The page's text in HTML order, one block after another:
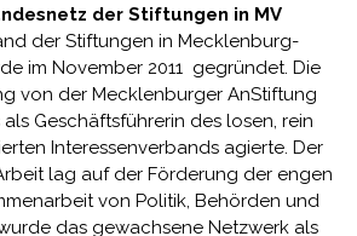
der Stiftungen in MV
der Stiftungen in Mecklenburg-
im November 2011 gegründet. Die
von der Mecklenburger AnStiftung
Geschäftsführerin des losen, rein
Interessenverbands agierte. Der
lag auf der Förderung der engen
von Politik, Behörden und
das gewachsene Netzwerk als